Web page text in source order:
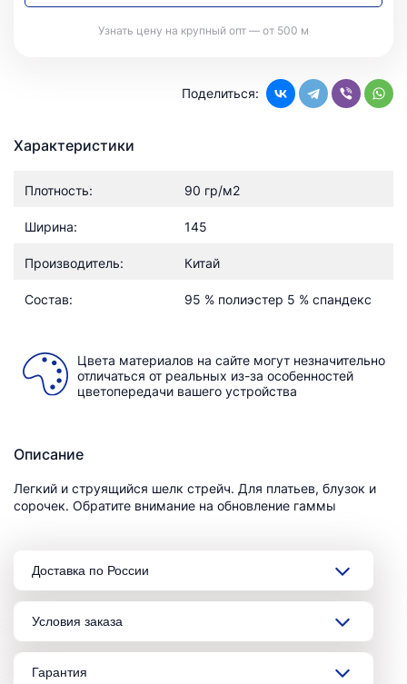
Узнать цену на крупный опт — от 500 м
Поделиться:
Характеристики
Плотность: 90 гр/м2
Ширина: 145
Производитель: Китай
Состав: 95 % полиэстер 5 % спандекс
Цвета материалов на сайте могут незначительно
отличаться от реальных из-за особенностей
цветопередачи вашего устройства
Описание
Легкий и струящийся шелк стрейч. Для платьев, блузок и
сорочек. Обратите внимание на обновление гаммы
Доставка по России
Условия заказа
Гарантия